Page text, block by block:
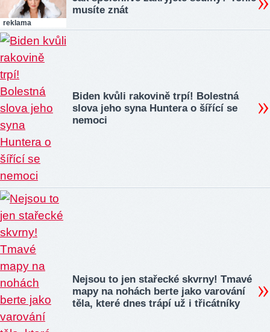
reklama
musíte znát
Biden kvůli rakovině trpí! Bolestná
slova jeho syna Huntera o šířící se
nemoci
Nejsou to jen stařecké skvrny! Tmavé
mapy na nohách berte jako varování
těla, které dnes trápí už i třicátníky